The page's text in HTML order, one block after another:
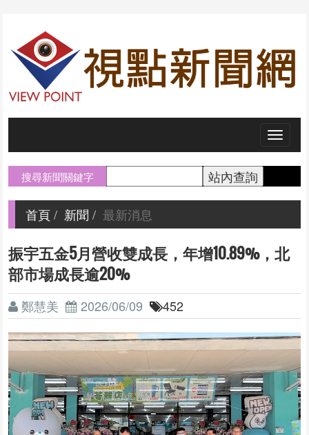
搜尋新聞關鍵字
首頁 新聞 最新消息
振宇五金5月營收雙成長，年增10.89%，北
部市場成長逾20%
鄭慧美 2026/06/09 452